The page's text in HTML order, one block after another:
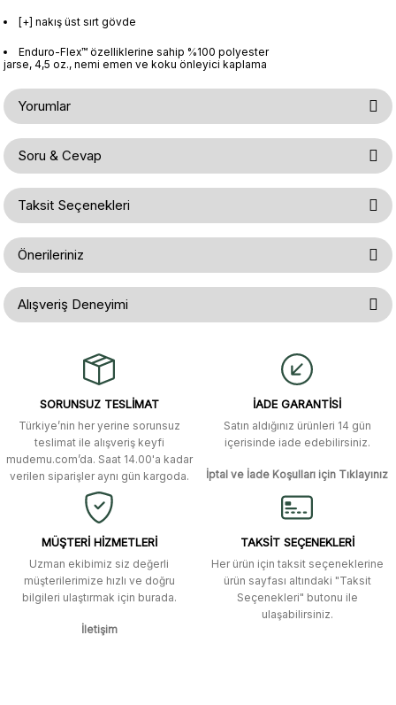
[+] nakış üst sırt gövde
Enduro-Flex™ özelliklerine sahip %100 polyester
jarse, 4,5 oz., nemi emen ve koku önleyici kaplama
Yorumlar
Bu ürüne ilk yorumu siz yapın!
Yorum Yaz
Soru & Cevap
Ürün hakkında henüz soru sorulmamış.
Soru Sor
Taksit Seçenekleri
Önerileriniz
Bu ürünün fiyat bilgisi, resim, ürün açıklamalarında ve diğer konularda
yetersiz gördüğünüz noktaları öneri formunu kullanarak tarafımıza
iletebilirsiniz.
Ürün resmi kalitesiz, bozuk veya görüntülenemiyor.
Ürün bilgilerinde hatalar bulunuyor.
Ürün fiyatı diğer sitelerden daha pahalı.
Bu ürüne benzer farklı alternatifler olmalı.
Alışveriş Deneyimi
alışverişti. Ürün bir gün sonra elime
ulaştı. Mağaza yetkilileri oldukça
yanıt aldım ve çözüm buldum.
Murat Duman | 17/03/2026
Site güvenilir ve kullanışlı, fakat
kavela ve diğer ahşap aksesuarları
menü seçeneklerinde bulunmuyor,
spesifik olarak "kavela" terimini
aratarak bulunabilir.
M... K... | 12/12/2025
Ben bu kadar hızlı bir teslimat
SORUNSUZ TESLİMAT
Türkiye’nin her yerine sorunsuz
teslimat ile alışveriş keyfi
mudemu.com’da. Saat 14.00'a kadar
verilen siparişler aynı gün kargoda.
İADE GARANTİSİ
Satın aldığınız ürünleri 14 gün
içerisinde iade edebilirsiniz.
İptal ve İade Koşulları için Tıklayınız
MÜŞTERİ HİZMETLERİ
Uzman ekibimiz siz değerli
müşterilerimize hızlı ve doğru
bilgileri ulaştırmak için burada.
İletişim
TAKSİT SEÇENEKLERİ
Her ürün için taksit seçeneklerine
ürün sayfası altındaki "Taksit
Seçenekleri" butonu ile
ulaşabilirsiniz.